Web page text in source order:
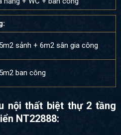
sảnh + 6m2 sân gia công
ban công
nội thất biệt thự 2 tầng
NT22888: